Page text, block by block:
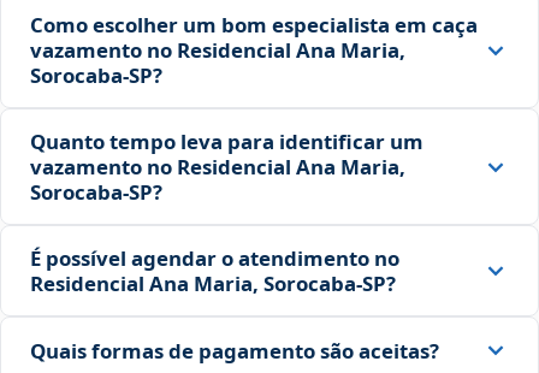
Como escolher um bom especialista em caça
vazamento no Residencial Ana Maria,
Sorocaba‑SP?
Quanto tempo leva para identificar um
vazamento no Residencial Ana Maria,
Sorocaba‑SP?
É possível agendar o atendimento no
Residencial Ana Maria, Sorocaba‑SP?
Quais formas de pagamento são aceitas?